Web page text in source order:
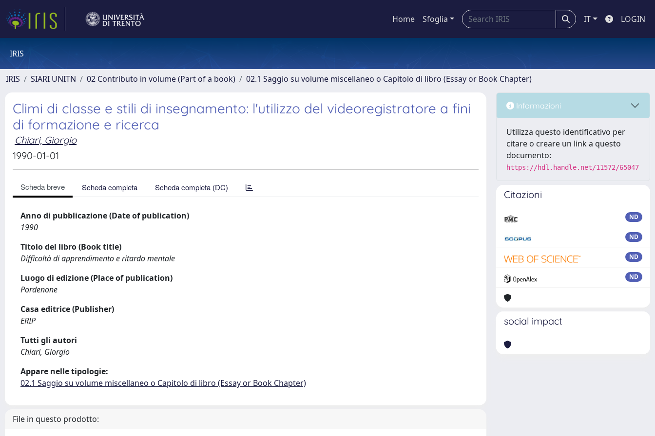
Home Sfoglia IT LOGIN
IRIS
IRIS SIARI UNITN 02 Contributo in volume (Part of a book) 02.1 Saggio su volume miscellaneo o Capitolo di libro (Essay or Book Chapter)
Climi di classe e stili di insegnamento: l'utilizzo del videoregistratore a fini
di formazione e ricerca
Chiari, Giorgio
1990-01-01
Scheda breve Scheda completa Scheda completa (DC)
Anno di pubblicazione (Date of publication)
1990
Titolo del libro (Book title)
Difficoltà di apprendimento e ritardo mentale
Luogo di edizione (Place of publication)
Pordenone
Casa editrice (Publisher)
ERIP
Tutti gli autori
Chiari, Giorgio
Appare nelle tipologie:
02.1 Saggio su volume miscellaneo o Capitolo di libro (Essay or Book Chapter)
File in questo prodotto:
Informazioni
Utilizza questo identificativo per
citare o creare un link a questo
documento:
https://hdl.handle.net/11572/65047
Citazioni
ND
ND
ND
ND
social impact